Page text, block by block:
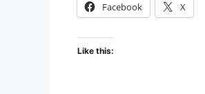
Facebook X
Like this: